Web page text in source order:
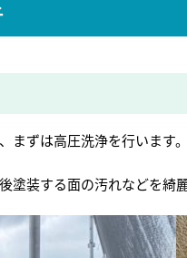
まずは高圧洗浄を行います。
塗装する面の汚れなどを綺